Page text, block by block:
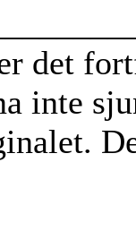
det
inte